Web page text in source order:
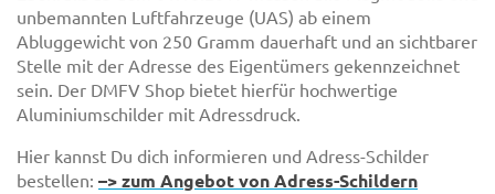
unbemannten Luftfahrzeuge (UAS) ab einem
Abluggewicht von 250 Gramm dauerhaft und an sichtbarer
Stelle mit der Adresse des Eigentümers gekennzeichnet
sein. Der DMFV Shop bietet hierfür hochwertige
Aluminiumschilder mit Adressdruck.
Hier kannst Du dich informieren und Adress-Schilder
bestellen: –> zum Angebot von Adress-Schildern